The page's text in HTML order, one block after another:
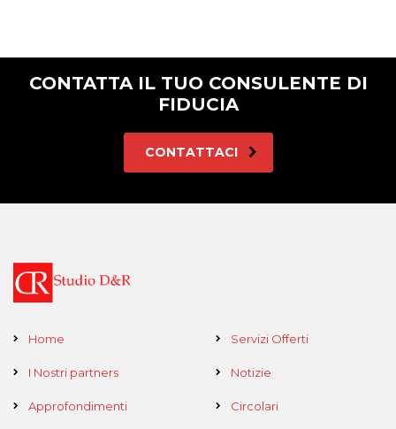
CONTATTA IL TUO CONSULENTE DI
FIDUCIA
CONTATTACI
Home Servizi Offerti
I Nostri partners Notizie
Approfondimenti Circolari